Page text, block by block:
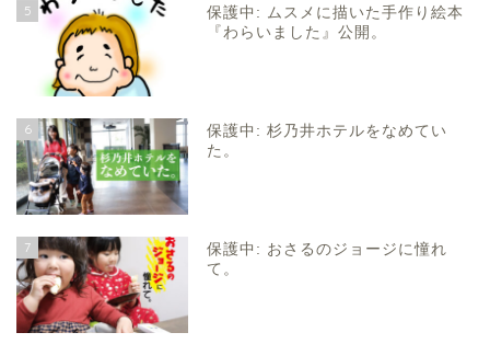
5
保護中: ムスメに描いた手作り絵本
『わらいました』公開。
6
保護中: 杉乃井ホテルをなめてい
た。
7
保護中: おさるのジョージに憧れ
て。